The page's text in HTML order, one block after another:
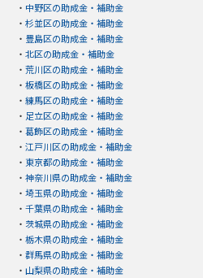
・ 中野区の助成金・補助金
・ 杉並区の助成金・補助金
・ 豊島区の助成金・補助金
・ 北区の助成金・補助金
・ 荒川区の助成金・補助金
・ 板橋区の助成金・補助金
・ 練馬区の助成金・補助金
・ 足立区の助成金・補助金
・ 葛飾区の助成金・補助金
・ 江戸川区の助成金・補助金
・ 東京都の助成金・補助金
・ 神奈川県の助成金・補助金
・ 埼玉県の助成金・補助金
・ 千葉県の助成金・補助金
・ 茨城県の助成金・補助金
・ 栃木県の助成金・補助金
・ 群馬県の助成金・補助金
・ 山梨県の助成金・補助金